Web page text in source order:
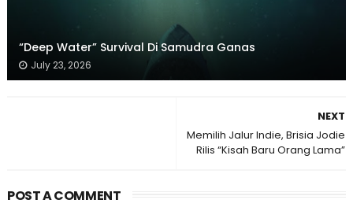
“Deep Water” Survival Di Samudra Ganas
July 23, 2026
NEXT
Memilih Jalur Indie, Brisia Jodie
Rilis “Kisah Baru Orang Lama”
POST A COMMENT